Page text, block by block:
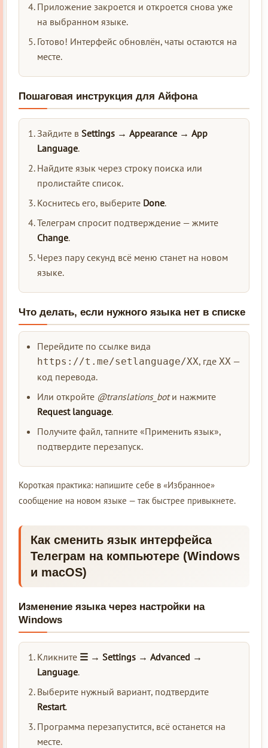
Приложение закроется и откроется снова уже
на выбранном языке.
Готово! Интерфейс обновлён, чаты остаются на
месте.
Пошаговая инструкция для Айфона
Зайдите в Settings → Appearance → App
Language.
Найдите язык через строку поиска или
пролистайте список.
Коснитесь его, выберите Done.
Телеграм спросит подтверждение — жмите
Change.
Через пару секунд всё меню станет на новом
языке.
Что делать, если нужного языка нет в списке
Перейдите по ссылке вида
https://t.me/setlanguage/XX, где XX —
код перевода.
Или откройте @translations_botи нажмите
Request language.
Получите файл, тапните «Применить язык»,
подтвердите перезапуск.
Короткая практика: напишите себе в «Избранное»
сообщение на новом языке — так быстрее привыкнете.
Как сменить язык интерфейса
Телеграм на компьютере (Windows
и macOS)
Изменение языка через настройки на
Windows
Кликните ☰ → Settings → Advanced →
Language.
Выберите нужный вариант, подтвердите
Restart.
Программа перезапустится, всё останется на
месте.